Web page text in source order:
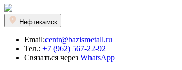
Нефтекамск
Email:centr@bazismetall.ru
Тел.: +7 (962) 567-22-92
Связаться через WhatsApp